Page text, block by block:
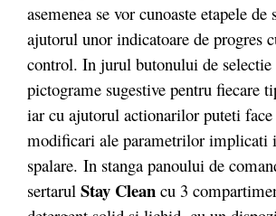
asemenea se vor cunoaste etapele de
ajutorul unor indicatoare de progres
control. In jurul butonului de selectie
pictograme sugestive pentru fiecare
iar cu ajutorul actionarilor puteti
modificari ale parametrilor implicati
spalare. In stanga panoului de
sertarul Stay Clean cu 3